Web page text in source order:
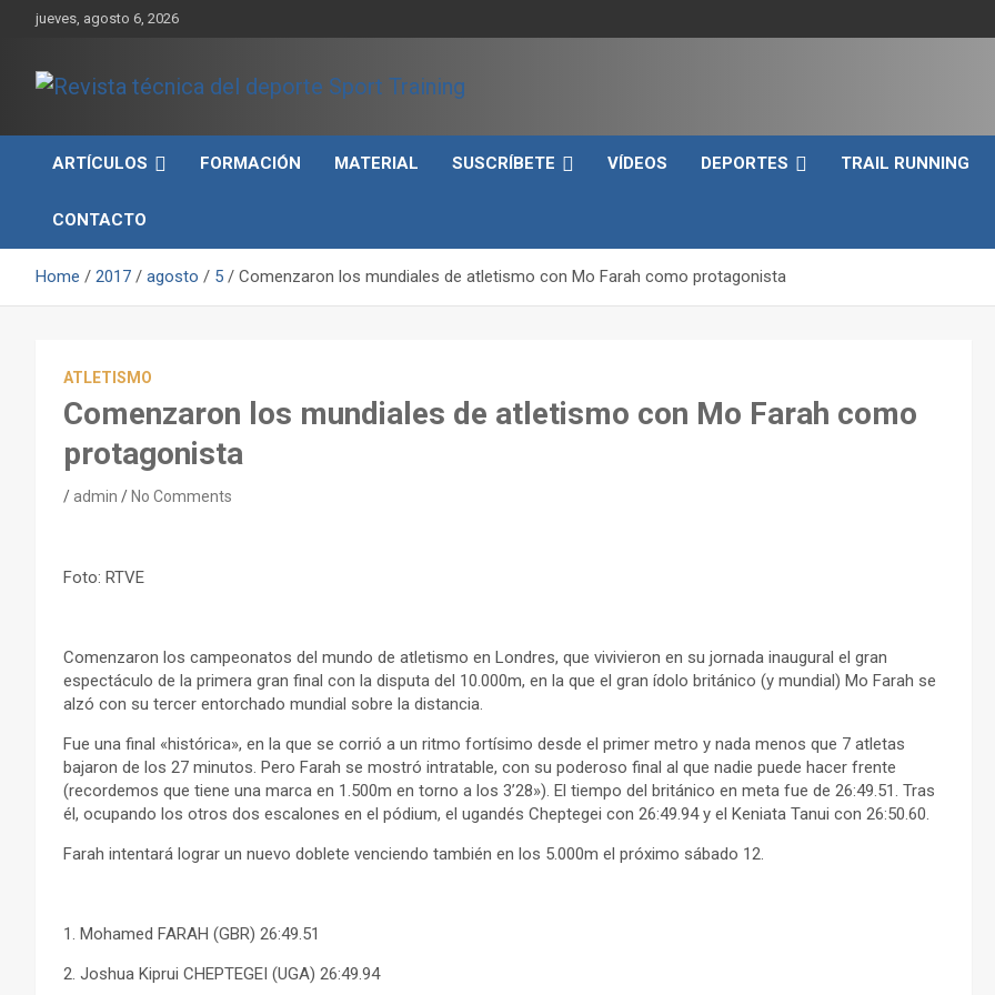
jueves, agosto 6, 2026
Revista técnica del
deporte Sport Training
rendimiento, nutrición y entrenamiento.
ARTÍCULOS
FORMACIÓN MATERIAL SUSCRÍBETE VÍDEOS DEPORTES TRAIL RUNNING
CONTACTO
Home 2017 agosto 5 Comenzaron los mundiales de atletismo con Mo Farah como protagonista
ATLETISMO
Comenzaron los mundiales de atletismo con Mo Farah como
protagonista
admin No Comments
Foto: RTVE
Comenzaron los campeonatos del mundo de atletismo en Londres, que vivivieron en su jornada inaugural el gran
espectáculo de la primera gran final con la disputa del 10.000m, en la que el gran ídolo británico (y mundial) Mo Farah se
alzó con su tercer entorchado mundial sobre la distancia.
Fue una final «histórica», en la que se corrió a un ritmo fortísimo desde el primer metro y nada menos que 7 atletas
bajaron de los 27 minutos. Pero Farah se mostró intratable, con su poderoso final al que nadie puede hacer frente
(recordemos que tiene una marca en 1.500m en torno a los 3’28»). El tiempo del británico en meta fue de 26:49.51. Tras
él, ocupando los otros dos escalones en el pódium, el ugandés Cheptegei con 26:49.94 y el Keniata Tanui con 26:50.60.
Farah intentará lograr un nuevo doblete venciendo también en los 5.000m el próximo sábado 12.
1. Mohamed FARAH (GBR) 26:49.51
2. Joshua Kiprui CHEPTEGEI (UGA) 26:49.94